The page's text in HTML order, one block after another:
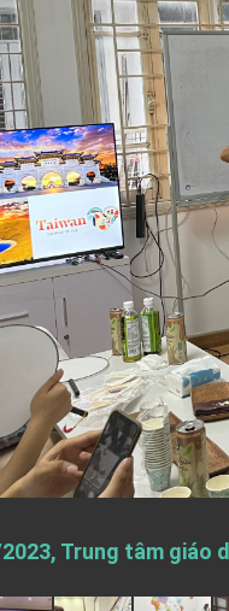
led by Senator Ruben
integrated diplomacy
U.S.
for government
Year’s Address
Trump for
Day Address
in Arizona, advancing
Trung tâm giáo